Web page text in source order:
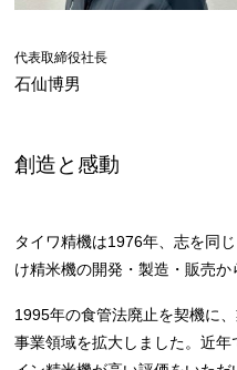
代表取締役社長
石仙博男
創造と感動
タイワ精機は1976年、志を同
け精米機の開発・製造・販売か
1995年の食管法廃止を契機に
事業領域を拡大しました。近